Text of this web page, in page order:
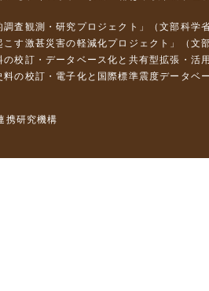
調査観測・研究プロジェクト」（文部科
こす激甚災害の軽減化プロジェクト」（
の校訂・データベース化と共有型拡張・
料の校訂・電子化と国際標準震度データ
携研究機構